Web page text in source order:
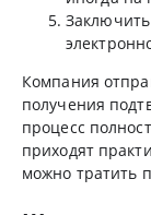
Компания
получения
процесс
приходят
можно тратить